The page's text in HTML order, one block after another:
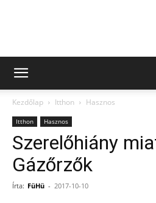
Kezdőlap Itthon Hasznos
Itthon Hasznos
Szerelőhiány
Gázőrzők
Írta: FüHü - 2017-10-10